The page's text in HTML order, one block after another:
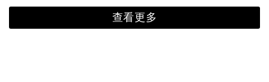
查看更多